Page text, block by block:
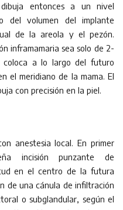
entonces a un nivel
del volumen del implante
de la areola y el pezón.
inframamaria sea solo de 2-
coloca a lo largo del futuro
el meridiano de la mama. El
con precisión en la piel.
anestesia local. En primer
incisión punzante de
en el centro de la futura
de una cánula de infiltración
o subglandular, según el